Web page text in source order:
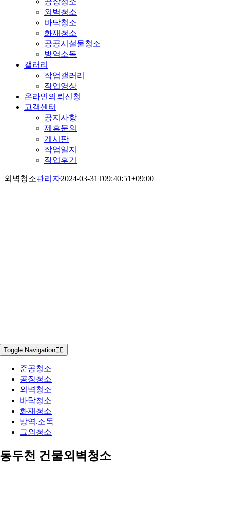
외벽청소
바닥청소
화재청소
공공시설물청소
방역소독
갤러리
작업갤러리
작업영상
온라인의뢰신청
고객센터
공지사항
제휴문의
게시판
작업일지
작업후기
외벽청소관리자2024-03-31T09:40:51+09:00
Toggle Navigation
준공청소
공장청소
외벽청소
바닥청소
화재청소
방역.소독
그외청소
동두천 건물외벽청소